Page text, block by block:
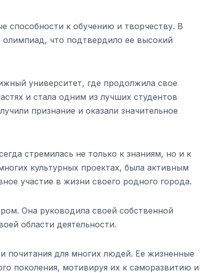
способности к обучению и творчеству. В
что подтвердило ее высокий
университет, где продолжила свое
и стала одним из лучших студентов
признание и оказали значительное
стремилась не только к знаниям, но и к
культурных проектах, была активным
участие в жизни своего родного города.
Она руководила своей собственной
области деятельности.
почитания для многих людей. Ее жизненные
поколения, мотивируя их к саморазвитию и